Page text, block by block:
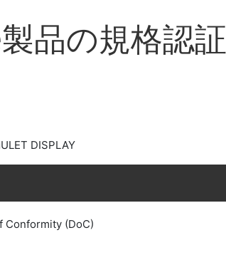
製品​の​規格​認証
DISPLAY
Conformity (DoC)